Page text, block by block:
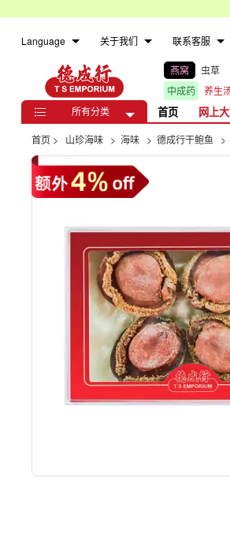
Language 关于我们 联系客服
燕窝 虫草
中成药
养生
 所有分类 首页 网上
首页 > 山珍海味 > 海味 > 德成行干鲍鱼 >